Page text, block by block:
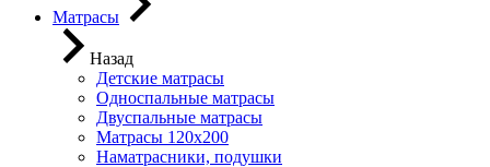
Матрасы
Назад
Детские матрасы
Односпальные матрасы
Двуспальные матрасы
Матрасы 120х200
Наматрасники, подушки